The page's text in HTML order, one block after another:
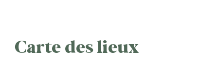
Carte des lieux